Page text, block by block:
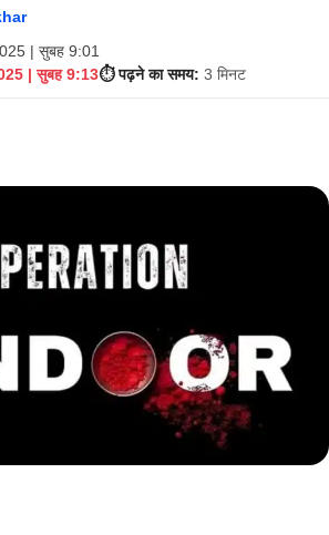
| सुबह 9:01
| सुबह 9:13⏱️ पढ़ने का समय: 3 मिनट